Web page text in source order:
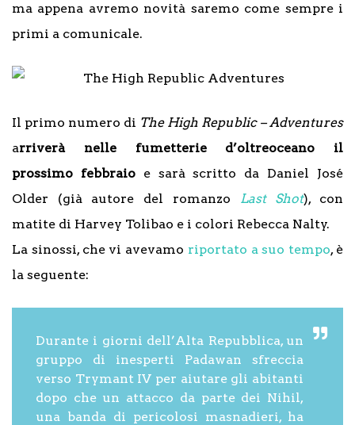
ma appena avremo novità saremo come sempre i
primi a comunicale.
Il primo numero di The High Republic – Adventures
arriverà nelle fumetterie d’oltreoceano il
prossimo febbraioe sarà scritto da Daniel José
Older (già autore del romanzo Last Shot), con
matite di Harvey Tolibao e i colori Rebecca Nalty.
La sinossi, che vi avevamo riportato a suo tempo, è
la seguente:
Durante i giorni dell’Alta Repubblica, un
gruppo di inesperti Padawan sfreccia
verso Trymant IV per aiutare gli abitanti
dopo che un attacco da parte dei Nihil,
una banda di pericolosi masnadieri, ha